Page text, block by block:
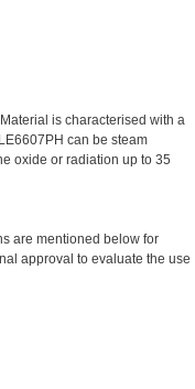
is characterised with a
can be steam
oxide or radiation up to 35
are mentioned below for
approval to evaluate the use